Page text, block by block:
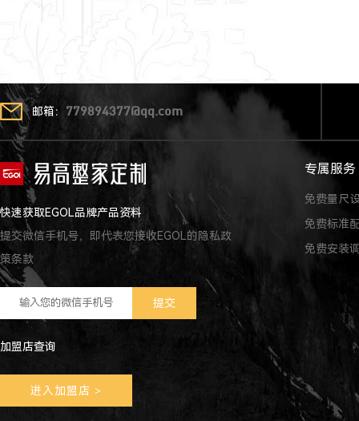
邮箱： 779894377@qq.com
快速获取EGOL品牌产品资料
提交微信手机号，即代表您接收EGOL的隐私政
策条款
加盟店查询
进入加盟店 >
专属服务
免费量尺
免费标准
免费安装